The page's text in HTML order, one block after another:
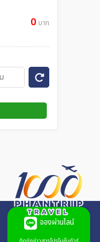
0 บาท
จองผ่านไลน์